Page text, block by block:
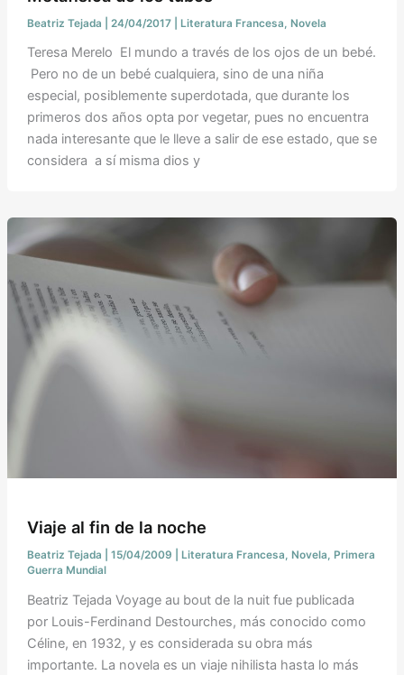
Beatriz Tejada 24/04/2017 Literatura Francesa Novela
Teresa Merelo El mundo a través de los ojos de un bebé.
Pero no de un bebé cualquiera, sino de una niña
especial, posiblemente superdotada, que durante los
primeros dos años opta por vegetar, pues no encuentra
nada interesante que le lleve a salir de ese estado, que se
considera a sí misma dios y
Viaje al fin de la noche
Beatriz Tejada 15/04/2009 Literatura Francesa, Novela, Primera
Guerra Mundial
Beatriz Tejada Voyage au bout de la nuit fue publicada
por Louis-Ferdinand Destourches, más conocido como
Céline, en 1932, y es considerada su obra más
importante. La novela es un viaje nihilista hasta lo más